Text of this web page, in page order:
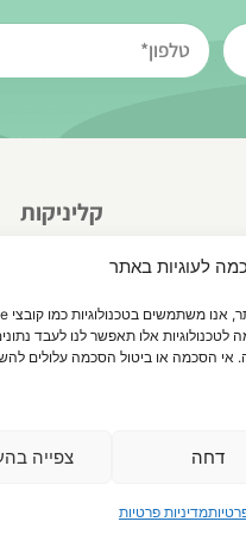
לעוגיות באתר
אלו תאפשר לנו לעבד
אי הסכמה או ביטול הסכמה עלולים
דחה צפייה
מדיניות פרטיות
קליניקות
ביה"ח אסותא,
טלפון:0054
אורוגינקולוגיה ושיקום רצפת האגן |